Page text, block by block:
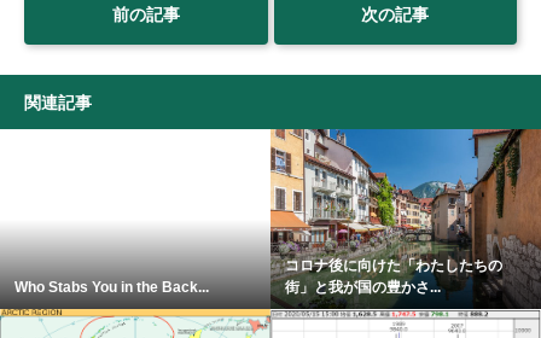
前の記事 次の記事
関連記事
Who Stabs You in the Back...
コロナ後に向けた「わたしたちの
街」と我が国の豊かさ...